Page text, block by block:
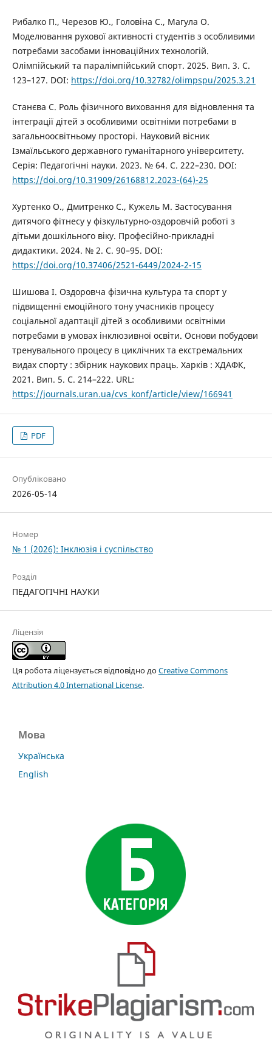
Рибалко П., Черезов Ю., Головіна С., Магула О.
Моделювання рухової активності студентів з особливими
потребами засобами інноваційних технологій.
Олімпійський та паралімпійський спорт. 2025. Вип. 3. С.
123–127. DOI: https://doi.org/10.32782/olimpspu/2025.3.21
Станєва С. Роль фізичного виховання для відновлення та
інтеграції дітей з особливими освітніми потребами в
загальноосвітньому просторі. Науковий вісник
Ізмаїльського державного гуманітарного університету.
Серія: Педагогічні науки. 2023. № 64. С. 222–230. DOI:
https://doi.org/10.31909/26168812.2023-(64)-25
Хуртенко О., Дмитренко С., Кужель М. Застосування
дитячого фітнесу у фізкультурно-оздоровчій роботі з
дітьми дошкільного віку. Професійно-прикладні
дидактики. 2024. № 2. С. 90–95. DOI:
https://doi.org/10.37406/2521-6449/2024-2-15
Шишова І. Оздоровча фізична культура та спорт у
підвищенні емоційного тону учасників процесу
соціальної адаптації дітей з особливими освітніми
потребами в умовах інклюзивної освіти. Основи побудови
тренувального процесу в циклічних та екстремальних
видах спорту : збірник наукових праць. Харків : ХДАФК,
2021. Вип. 5. С. 214–222. URL:
https://journals.uran.ua/cvs_konf/article/view/166941
PDF
Опубліковано
2026-05-14
Номер
№ 1 (2026): Інклюзія і суспільство
Розділ
ПЕДАГОГІЧНІ НАУКИ
Ліцензія
Ця робота ліцензується відповідно доCreative Commons
Attribution 4.0 International License.
Мова
Українська
English